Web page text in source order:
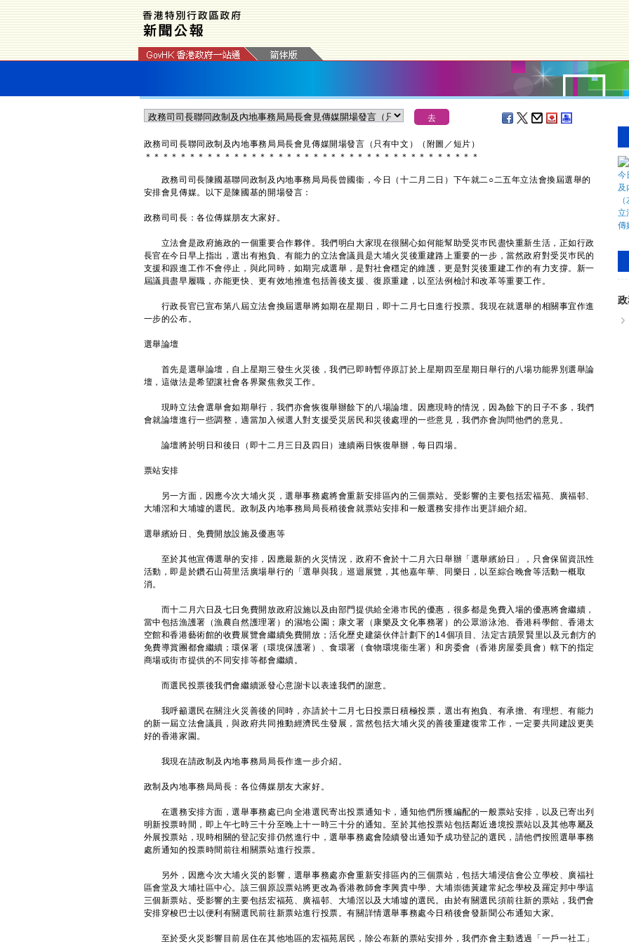
​政務司司長聯同政制及內地事務局局長會見傳媒開場發言（只有中文）（附圖／短片）
＊ ＊ ＊ ＊ ＊ ＊ ＊ ＊ ＊ ＊ ＊ ＊ ＊ ＊ ＊ ＊ ＊ ＊ ＊ ＊ ＊ ＊ ＊ ＊ ＊ ＊ ＊ ＊ ＊ ＊ ＊ ＊ ＊ ＊ ＊ ＊ ＊ ＊
政務司司長陳國基聯同政制及內地事務局局長曾國衞，今日（十二月二日）下午就二○二五年立法會換屆選舉的
安排會見傳媒。以下是陳國基的開場發言：
政務司司長：各位傳媒朋友大家好。
立法會是政府施政的一個重要合作夥伴。我們明白大家現在很關心如何能幫助受災巿民盡快重新生活，正如行政
長官在今日早上指出，選出有抱負、有能力的立法會議員是大埔火災後重建路上重要的一步，當然政府對受災巿民的
支援和跟進工作不會停止，與此同時，如期完成選舉，是對社會穩定的維護，更是對災後重建工作的有力支撐。新一
屆議員盡早履職，亦能更快、更有效地推進包括善後支援、復原重建，以至法例檢討和改革等重要工作。
行政長官已宣布第八屆立法會換屆選舉將如期在星期日，即十二月七日進行投票。我現在就選舉的相關事宜作進
一步的公布。
選舉論壇
首先是選舉論壇，自上星期三發生火災後，我們已即時暫停原訂於上星期四至星期日舉行的八場功能界別選舉論
壇，這做法是希望讓社會各界聚焦救災工作。
現時立法會選舉會如期舉行，我們亦會恢復舉辦餘下的八場論壇。因應現時的情況，因為餘下的日子不多，我們
會就論壇進行一些調整，適當加入候選人對支援受災居民和災後處理的一些意見，我們亦會詢問他們的意見。
論壇將於明日和後日（即十二月三日及四日）連續兩日恢復舉辦，每日四場。
票站安排
另一方面，因應今次大埔火災，選舉事務處將會重新安排區內的三個票站。受影響的主要包括宏福苑、廣福邨、
大埔滘和大埔墟的選民。政制及內地事務局局長稍後會就票站安排和一般選務安排作出更詳細介紹。
選舉繽紛日、免費開放設施及優惠等
至於其他宣傳選舉的安排，因應最新的火災情況，政府不會於十二月六日舉辦「選舉繽紛日」，只會保留資訊性
活動，即是於鑽石山荷里活廣場舉行的「選舉與我」巡迴展覽，其他嘉年華、同樂日，以至綜合晚會等活動一概取
消。
而十二月六日及七日免費開放政府設施以及由部門提供給全港市民的優惠，很多都是免費入場的優惠將會繼續，
當中包括漁護署（漁農自然護理署）的濕地公園；康文署（康樂及文化事務署）的公眾游泳池、香港科學館、香港太
空館和香港藝術館的收費展覽會繼續免費開放；活化歷史建築伙伴計劃下的14個項目、法定古蹟景賢里以及元創方的
免費導賞團都會繼續；環保署（環境保護署）、食環署（食物環境衞生署）和房委會（香港房屋委員會）轄下的指定
商場或街市提供的不同安排等都會繼續。
而選民投票後我們會繼續派發心意謝卡以表達我們的謝意。
我呼籲選民在關注火災善後的同時，亦請於十二月七日投票日積極投票，選出有抱負、有承擔、有理想、有能力
的新一屆立法會議員，與政府共同推動經濟民生發展，當然包括大埔火災的善後重建復常工作，一定要共同建設更美
好的香港家園。
我現在請政制及內地事務局局長作進一步介紹。
政制及內地事務局局長：各位傳媒朋友大家好。
在選務安排方面，選舉事務處已向全港選民寄出投票通知卡，通知他們所獲編配的一般票站安排，以及已寄出列
明新投票時間，即上午七時三十分至晚上十一時三十分的通知。至於其他投票站包括鄰近邊境投票站以及其他專屬及
外展投票站，現時相關的登記安排仍然進行中，選舉事務處會陸續發出通知予成功登記的選民，請他們按照選舉事務
處所通知的投票時間前往相關票站進行投票。
另外，因應今次大埔火災的影響，選舉事務處亦會重新安排區內的三個票站，包括大埔浸信會公立學校、廣福社
區會堂及大埔社區中心。該三個原設票站將更改為香港教師會李興貴中學、大埔崇德黃建常紀念學校及羅定邦中學這
三個新票站。受影響的主要包括宏福苑、廣福邨、大埔滘以及大埔墟的選民。由於有關選民須前往新的票站，我們會
安排穿梭巴士以便利有關選民前往新票站進行投票。有關詳情選舉事務處今日稍後會發新聞公布通知大家。
至於受火災影響目前居住在其他地區的宏福苑居民，除公布新的票站安排外，我們亦會主動透過「一戶一社工」